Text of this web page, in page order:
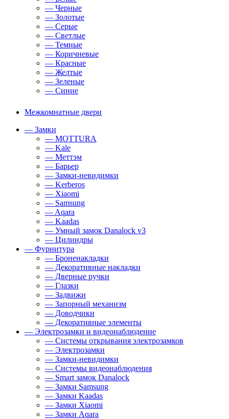
— Черные
— Золотые
— Серые
— Светлые
— Темные
— Коричневые
— Красные
— Желтые
— Зеленые
— Синие
Межкомнатные двери
— Замки
— MOTTURA
— Kale
— Меттэм
— Барьер
— Замки-невидимки
— Kerberos
— Xiaomi
— Samsung
— Aqara
— Kaadas
— Умный замок Danalock v3
— Цилиндры
— Фурнитура
— Броненакладки
— Декоративные накладки
— Дверные ручки
— Глазки
— Задвижи
— Запорный механизм
— Доводчики
— Декоративные элементы
— Электрозамки и видеонаблюдение
— Системы открывания электрозамков
— Электрозамки
— Замки-невидимки
— Системы видеонаблюдения
— Smart замок Danalock
— Замки Samsung
— Замки Kaadas
— Замки Xiaomi
— Замки Aqara